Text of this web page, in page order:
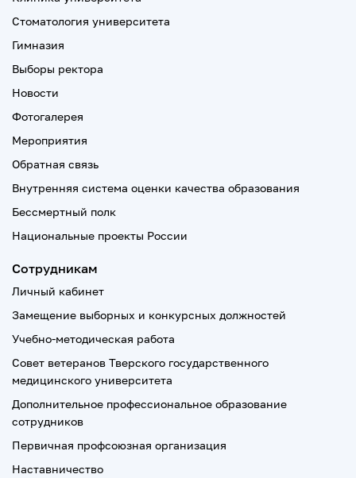
Стоматология университета
Гимназия
Выборы ректора
Новости
Фотогалерея
Мероприятия
Обратная связь
Внутренняя система оценки качества образования
Бессмертный полк
Национальные проекты России
Сотрудникам
Личный кабинет
Замещение выборных и конкурсных должностей
Учебно-методическая работа
Совет ветеранов Тверского государственного
медицинского университета
Дополнительное профессиональное образование
сотрудников
Первичная профсоюзная организация
Наставничество